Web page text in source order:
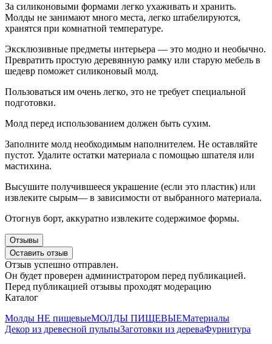
За силиконовыми формами легко ухаживать и хранить.
Молды не занимают много места, легко штабелируются,
хранятся при комнатной температуре.
Эксклюзивные предметы интерьера — это модно и необычно.
Превратить простую деревянную рамку или старую мебель в
шедевр поможет силиконовый молд.
Пользоваться им очень легко, это не требует специальной
подготовки.
Молд перед использованием должен быть сухим.
Заполните молд необходимым наполнителем. Не оставляйте
пустот. Удалите остатки материала с помощью шпателя или
мастихина.
Высушите получившееся украшение (если это пластик) или
извлеките сырым— в зависимости от выбранного материала.
Отогнув борт, аккуратно извлеките содержимое формы.
Отзывы
Оставить отзыв
Отзыв успешно отправлен.
Он будет проверен администратором перед публикацией.
Перед публикацией отзывы проходят модерацию
Каталог
Молды НЕ пищевыеМОЛДЫ ПИЩЕВЫЕМатериалы
Декор из древесной пульпыЗаготовки из дереваФурнитура